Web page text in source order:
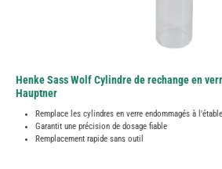
Henke Sass Wolf Cylindre de rechange en
Hauptner
Remplace les cylindres en verre endommagés à l'étable
Garantit une précision de dosage fiable
Remplacement rapide sans outil